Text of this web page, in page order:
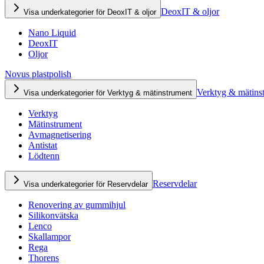
Visa underkategorier för DeoxIT & oljor DeoxIT & oljor
Nano Liquid
DeoxIT
Oljor
Novus plastpolish
Visa underkategorier för Verktyg & mätinstrument Verktyg &
Verktyg
Mätinstrument
Avmagnetisering
Antistat
Lödtenn
Visa underkategorier för Reservdelar Reservdelar
Renovering av gummihjul
Silikonvätska
Lenco
Skallampor
Rega
Thorens